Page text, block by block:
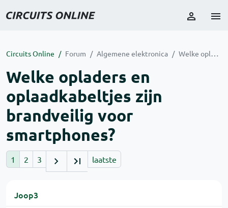
Circuits Online Forum Algemene elektronica Welke opladers en oplaadkabeltjes zijn brandveilig voor smartphones?
Welke opladers en
oplaadkabeltjes zijn
brandveilig voor
smartphones?
1 2 3 laatste
Joop3